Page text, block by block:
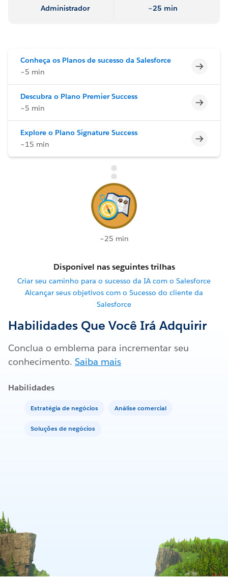
Administrador ~25 min
Conheça os Planos de sucesso da Salesforce
~5 min
Descubra o Plano Premier Success
~5 min
Explore o Plano Signature Success
~15 min
~25 min
Disponível nas seguintes trilhas
Criar seu caminho para o sucesso da IA com o Salesforce
Alcançar seus objetivos com o Sucesso do cliente da
Salesforce
Habilidades Que Você Irá Adquirir
Conclua o emblema para incrementar seu
conhecimento. Saiba mais
Habilidades
Estratégia de negócios Análise comercial
Soluções de negócios